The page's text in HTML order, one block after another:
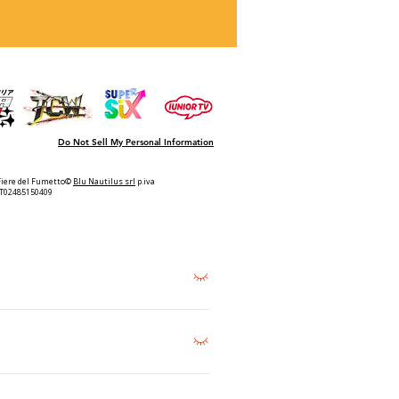
Do Not Sell My Personal Information
del Fumetto© Blu Nautilus srl p.iva